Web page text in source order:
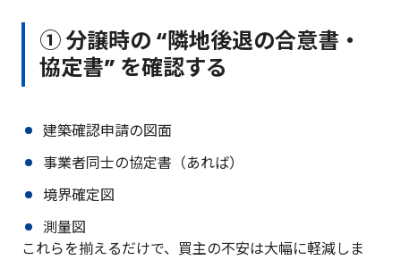
① 分譲時の “隣地後退の合意書・
協定書” を確認する
建築確認申請の図面
事業者同士の協定書（あれば）
境界確定図
測量図
これらを揃えるだけで、買主の不安は大幅に軽減しま